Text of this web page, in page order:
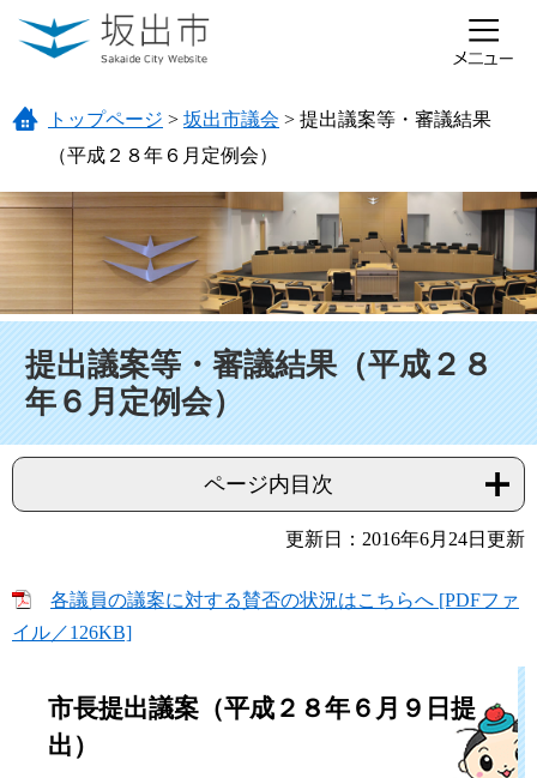
ページの先頭です。
メニューを飛ばして本文へ
トップページ > 坂出市議会 > 提出議案等・審議結果
（平成２８年６月定例会）
提出議案等・審議結果（平成２８
年６月定例会）
ページ内目次
更新日：2016年6月24日更新
各議員の議案に対する賛否の状況はこちらへ [PDFファ
イル／126KB]
市長提出議案（平成２８年６月９日提
出）